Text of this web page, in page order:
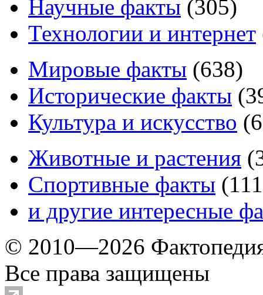
Научные факты (305)
Технологии и интернет
Мировые факты (638)
Исторические факты (
Культура и искусство (
Животные и растения (
Спортивные факты (111
и другие интересные
© 2010—2026
Все права защищены